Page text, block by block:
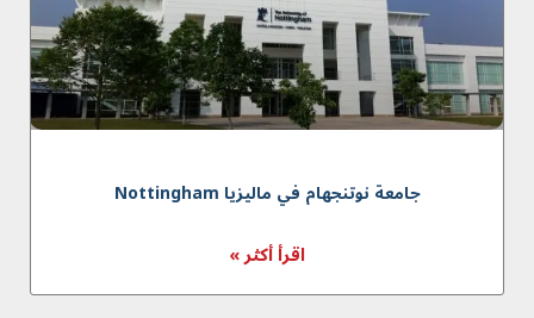
جامعة نوتنجهام في ماليزیا Nottingham
اقرأ أكثر »